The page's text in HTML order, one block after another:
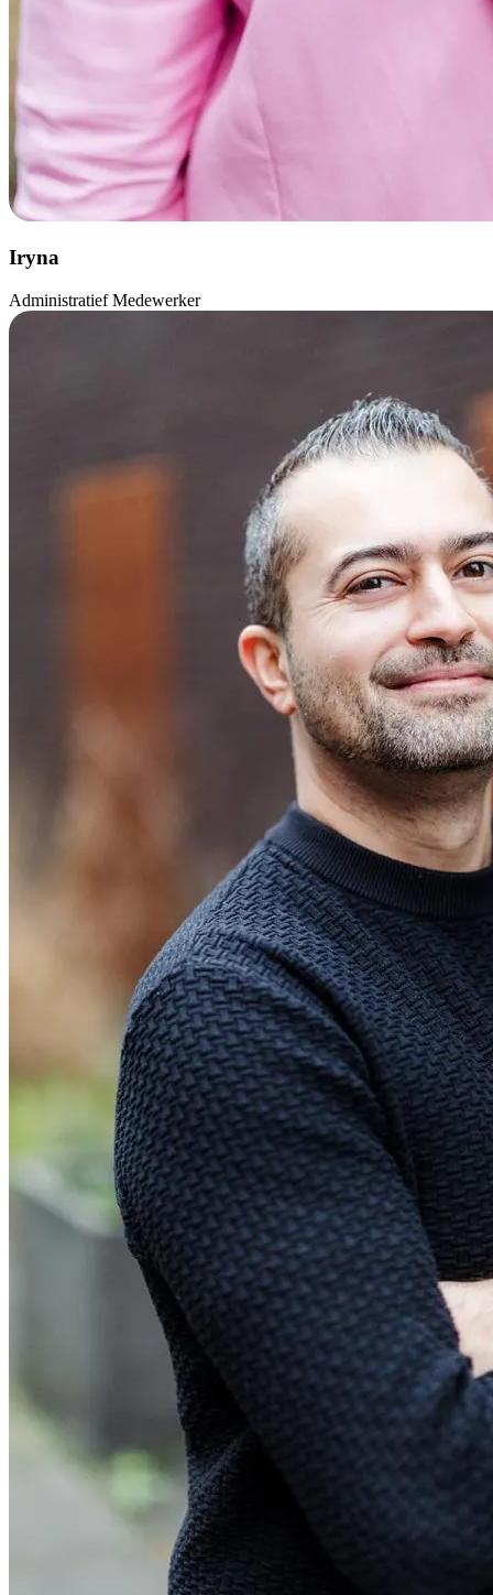
Iryna
Administratief Medewerker